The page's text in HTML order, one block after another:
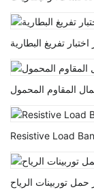
المقاوم المحمول
Resistive Load
حمل توربينات الرياح